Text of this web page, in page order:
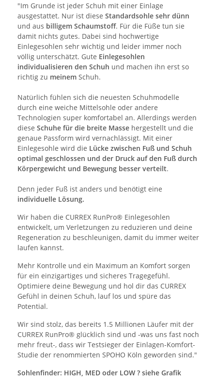
"Im Grunde ist jeder Schuh mit einer Einlage
ausgestattet. Nur ist diese Standardsohle sehr dünn
und aus billigem Schaumstoff. Für die Füße tun sie
damit nichts gutes. Dabei sind hochwertige
Einlegesohlen sehr wichtig und leider immer noch
völlig unterschätzt. Gute Einlegesohlen
individualisieren den Schuh und machen ihn erst so
richtig zu meinem Schuh.
Natürlich fühlen sich die neuesten Schuhmodelle
durch eine weiche Mittelsohle oder andere
Technologien super komfortabel an. Allerdings werden
diese Schuhe für die breite Masse hergestellt und die
genaue Passform wird vernachlässigt. Mit einer
Einlegesohle wird die Lücke zwischen Fuß und Schuh
optimal geschlossen und der Druck auf den Fuß durch
Körpergewicht und Bewegung besser verteilt.
Denn jeder Fuß ist anders und benötigt eine
individuelle Lösung.
Wir haben die CURREX RunPro® Einlegesohlen
entwickelt, um Verletzungen zu reduzieren und deine
Regeneration zu beschleunigen, damit du immer weiter
laufen kannst.
Mehr Kontrolle und ein Maximum an Komfort sorgen
für ein einzigartiges und sicheres Tragegefühl.
Optimiere deine Bewegung und hol dir das CURREX
Gefühl in deinen Schuh, lauf los und spüre das
Potential.
Wir sind stolz, das bereits 1.5 Millionen Läufer mit der
CURREX RunPro® glücklich sind und -was uns fast noch
mehr freut-, dass wir Testsieger der Einlagen-Komfort-
Studie der renommierten SPOHO Köln geworden sind."
Sohlenfinder: HIGH, MED oder LOW ? siehe Grafik